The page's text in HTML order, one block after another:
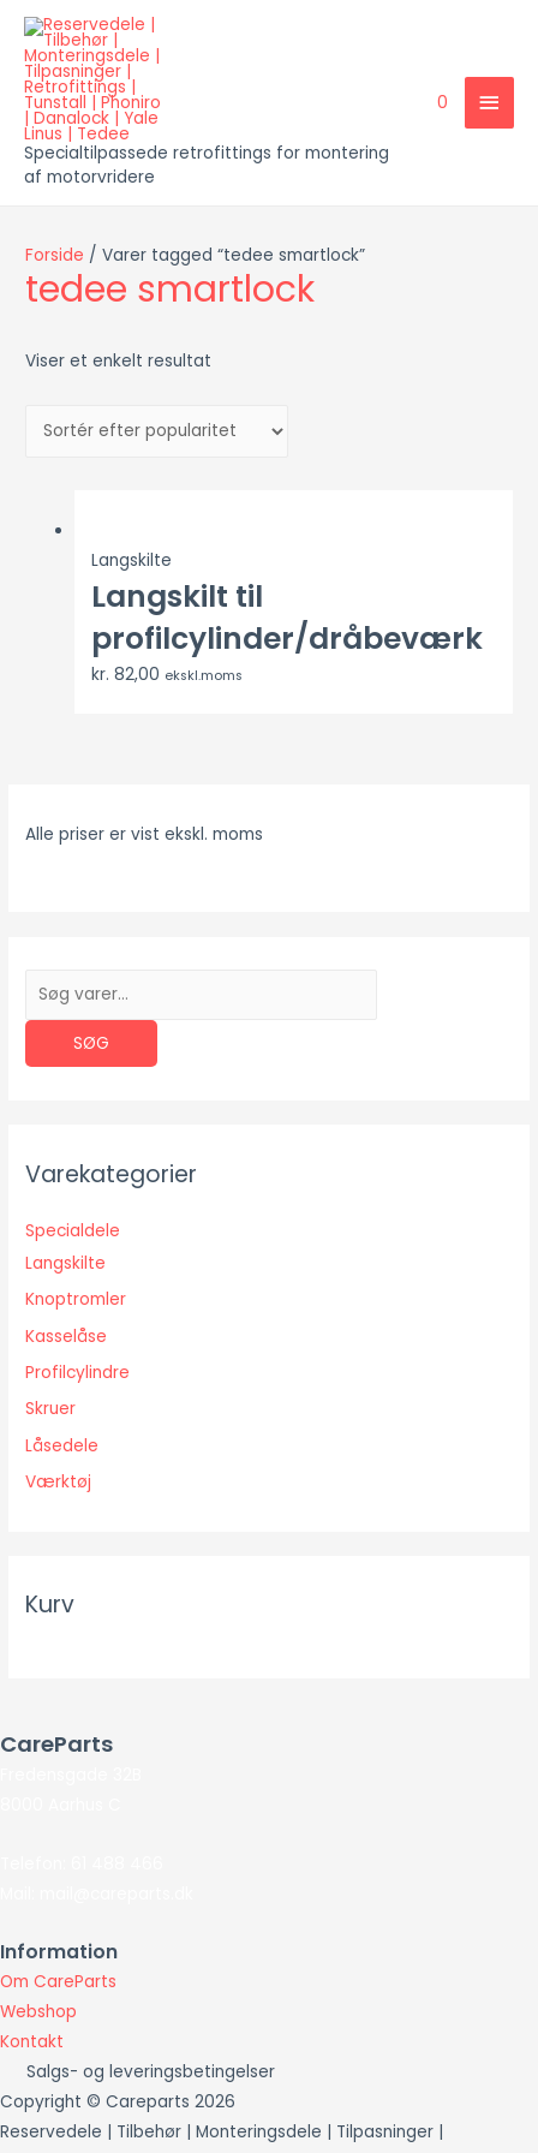
Specialtilpassede retrofittings for montering
af motorvridere
0
Alle priser er vist ekskl. moms
ø
e
:
SØG
Varekategorier
Specialdele
Langskilte
Knoptromler
Kasselåse
Profilcylindre
Skruer
Låsedele
Værktøj
Kurv
Forside / Varer tagged “tedee smartlock”
tedee smartlock
Viser et enkelt resultat
Langskilte
Langskilt til
profilcylinder/dråbeværk
kr. 82,00 ekskl.moms
CareParts
Information
Om CareParts
Webshop
Kontakt
Salgs- og leveringsbetingelser
Copyright © Careparts 2026
Reservedele | Tilbehør | Monteringsdele | Tilpasninger |